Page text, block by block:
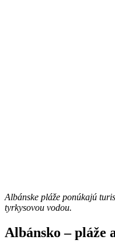
Albánske pláže ponúkajú
tyrkysovou vodou.
Albánsko – pláže